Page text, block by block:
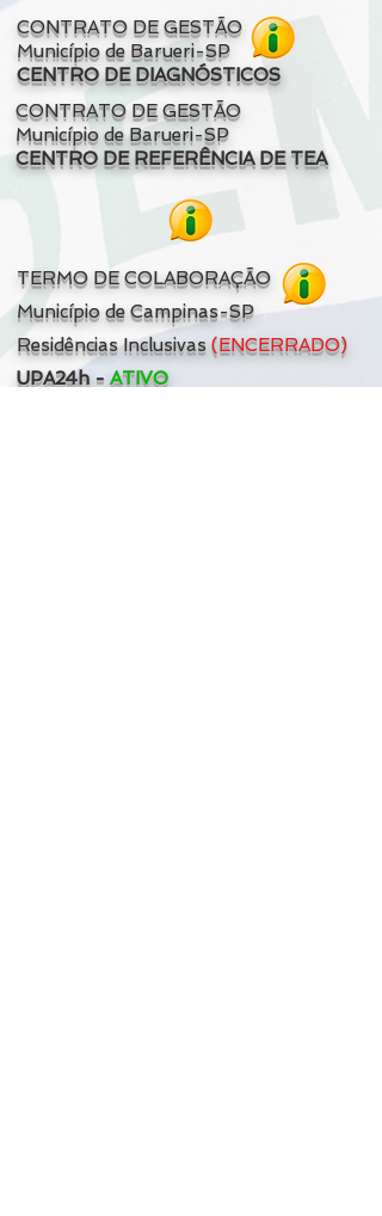
CONTRATO DE GESTÃO
Município de Barueri-SP
CENTRO DE DIAGNÓSTICOS
CONTRATO DE GESTÃO
Município de Barueri-SP
CENTRO DE REFERÊNCIA DE TEA
TERMO DE COLABORAÇÃO
Município de Campinas-SP
Residências Inclusivas (ENCERRADO)
UPA24h - ATIVO